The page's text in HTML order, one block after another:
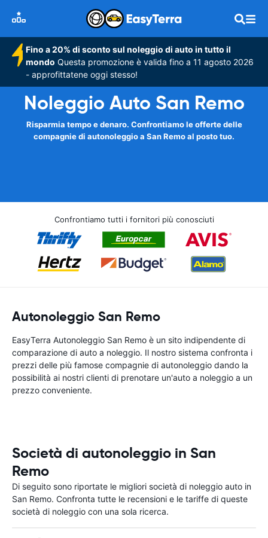
Fino a 20% di sconto sul noleggio di auto in tutto il
mondo Questa promozione è valida fino a 11 agosto 2026
- approfittatene oggi stesso!
Noleggio Auto San Remo
Risparmia tempo e denaro. Confrontiamo le offerte delle
compagnie di autonoleggio a San Remo al posto tuo.
Confrontiamo tutti i fornitori più conosciuti
Autonoleggio San Remo
EasyTerra Autonoleggio San Remo è un sito indipendente di
comparazione di auto a noleggio. Il nostro sistema confronta i
prezzi delle più famose compagnie di autonoleggio dando la
possibilità ai nostri clienti di prenotare un'auto a noleggio a un
prezzo conveniente.
Società di autonoleggio in San
Remo
Di seguito sono riportate le migliori società di noleggio auto in
San Remo. Confronta tutte le recensioni e le tariffe di queste
società di noleggio con una sola ricerca.